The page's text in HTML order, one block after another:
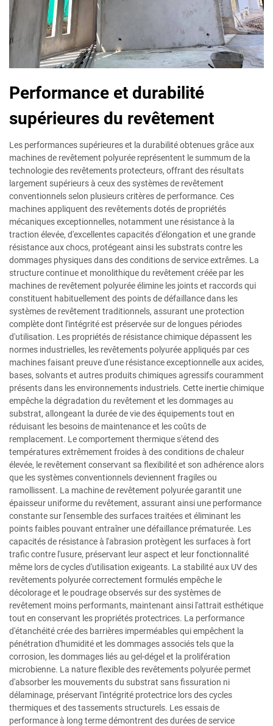
Performance et durabilité
supérieures du revêtement
Les performances supérieures et la durabilité obtenues grâce aux
machines de revêtement polyurée représentent le summum de la
technologie des revêtements protecteurs, offrant des résultats
largement supérieurs à ceux des systèmes de revêtement
conventionnels selon plusieurs critères de performance. Ces
machines appliquent des revêtements dotés de propriétés
mécaniques exceptionnelles, notamment une résistance à la
traction élevée, d'excellentes capacités d'élongation et une grande
résistance aux chocs, protégeant ainsi les substrats contre les
dommages physiques dans des conditions de service extrêmes. La
structure continue et monolithique du revêtement créée par les
machines de revêtement polyurée élimine les joints et raccords qui
constituent habituellement des points de défaillance dans les
systèmes de revêtement traditionnels, assurant une protection
complète dont l'intégrité est préservée sur de longues périodes
d'utilisation. Les propriétés de résistance chimique dépassent les
normes industrielles, les revêtements polyurée appliqués par ces
machines faisant preuve d'une résistance exceptionnelle aux acides,
bases, solvants et autres produits chimiques agressifs couramment
présents dans les environnements industriels. Cette inertie chimique
empêche la dégradation du revêtement et les dommages au
substrat, allongeant la durée de vie des équipements tout en
réduisant les besoins de maintenance et les coûts de
remplacement. Le comportement thermique s'étend des
températures extrêmement froides à des conditions de chaleur
élevée, le revêtement conservant sa flexibilité et son adhérence alors
que les systèmes conventionnels deviennent fragiles ou
ramollissent. La machine de revêtement polyurée garantit une
épaisseur uniforme du revêtement, assurant ainsi une performance
constante sur l'ensemble des surfaces traitées et éliminant les
points faibles pouvant entraîner une défaillance prématurée. Les
capacités de résistance à l'abrasion protègent les surfaces à fort
trafic contre l'usure, préservant leur aspect et leur fonctionnalité
même lors de cycles d'utilisation exigeants. La stabilité aux UV des
revêtements polyurée correctement formulés empêche le
décolorage et le poudrage observés sur des systèmes de
revêtement moins performants, maintenant ainsi l'attrait esthétique
tout en conservant les propriétés protectrices. La performance
d'étanchéité crée des barrières imperméables qui empêchent la
pénétration d'humidité et les dommages associés tels que la
corrosion, les dommages liés au gel-dégel et la prolifération
microbienne. La nature flexible des revêtements polyurée permet
d'absorber les mouvements du substrat sans fissuration ni
délaminage, préservant l'intégrité protectrice lors des cycles
thermiques et des tassements structurels. Les essais de
performance à long terme démontrent des durées de service